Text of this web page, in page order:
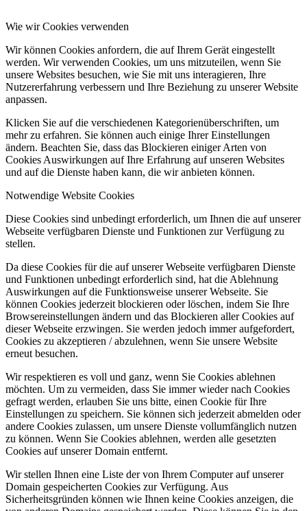
Wie wir Cookies verwenden
Wir können Cookies anfordern, die auf Ihrem Gerät eingestellt
werden. Wir verwenden Cookies, um uns mitzuteilen, wenn Sie
unsere Websites besuchen, wie Sie mit uns interagieren, Ihre
Nutzererfahrung verbessern und Ihre Beziehung zu unserer Website
anpassen.
Klicken Sie auf die verschiedenen Kategorienüberschriften, um
mehr zu erfahren. Sie können auch einige Ihrer Einstellungen
ändern. Beachten Sie, dass das Blockieren einiger Arten von
Cookies Auswirkungen auf Ihre Erfahrung auf unseren Websites
und auf die Dienste haben kann, die wir anbieten können.
Notwendige Website Cookies
Diese Cookies sind unbedingt erforderlich, um Ihnen die auf unserer
Webseite verfügbaren Dienste und Funktionen zur Verfügung zu
stellen.
Da diese Cookies für die auf unserer Webseite verfügbaren Dienste
und Funktionen unbedingt erforderlich sind, hat die Ablehnung
Auswirkungen auf die Funktionsweise unserer Webseite. Sie
können Cookies jederzeit blockieren oder löschen, indem Sie Ihre
Browsereinstellungen ändern und das Blockieren aller Cookies auf
dieser Webseite erzwingen. Sie werden jedoch immer aufgefordert,
Cookies zu akzeptieren / abzulehnen, wenn Sie unsere Website
erneut besuchen.
Wir respektieren es voll und ganz, wenn Sie Cookies ablehnen
möchten. Um zu vermeiden, dass Sie immer wieder nach Cookies
gefragt werden, erlauben Sie uns bitte, einen Cookie für Ihre
Einstellungen zu speichern. Sie können sich jederzeit abmelden oder
andere Cookies zulassen, um unsere Dienste vollumfänglich nutzen
zu können. Wenn Sie Cookies ablehnen, werden alle gesetzten
Cookies auf unserer Domain entfernt.
Wir stellen Ihnen eine Liste der von Ihrem Computer auf unserer
Domain gespeicherten Cookies zur Verfügung. Aus
Sicherheitsgründen können wie Ihnen keine Cookies anzeigen, die